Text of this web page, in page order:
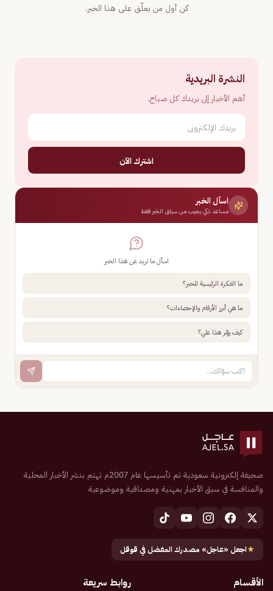
كن أول من يعلّق على هذا الخبر.
النشرة البريدية
أهم الأخبار إلى بريدك كل صباح.
اشترك الآن
اسأل الخبر
مساعد ذكي يجيب من سياق الخبر فقط
اسأل ما تريد عن هذا الخبر
ما الفكرة الرئيسية للخبر؟
ما هي أبرز الأرقام والإحصاءات؟
كيف يؤثر هذا علي؟
صحيفة إلكترونية سعودية تم تأسيسها عام 2007م تهتم بنشر الأخبار المحلية
والمنافسة في سبق الأخبار بمهنية ومصداقية وموضوعية
★اجعل «عاجل» مصدرك المفضل في قوقل
الأقسام روابط سريعة